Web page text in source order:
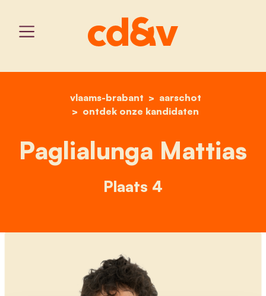
home
vlaams-brabant
aarschot
ontdek onze kandidaten
paglialunga mattias
Paglialunga Mattias
Plaats 4